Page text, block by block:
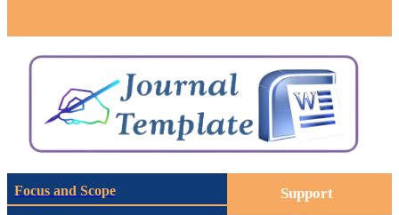
Focus and Scope Support